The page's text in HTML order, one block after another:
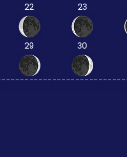
22 23
29 30